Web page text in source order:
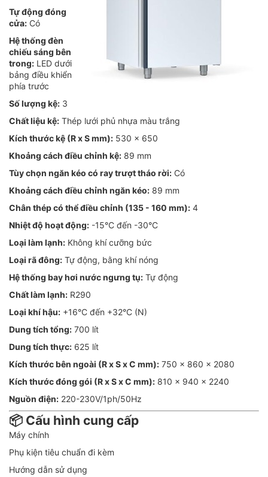
Tự động đóng
cửa: Có
Hệ thống đèn
chiếu sáng bên
trong: LED dưới
bảng điều khiển
phía trước
Số lượng kệ: 3
Chất liệu kệ: Thép lưới phủ nhựa màu trắng
Kích thước kệ (R x S mm): 530 x 650
Khoảng cách điều chỉnh kệ: 89 mm
Tùy chọn ngăn kéo có ray trượt tháo rời: Có
Khoảng cách điều chỉnh ngăn kéo: 89 mm
Chân thép có thể điều chỉnh (135 - 160 mm): 4
Nhiệt độ hoạt động: -15°C đến -30°C
Loại làm lạnh: Không khí cưỡng bức
Loại rã đông: Tự động, bằng khí nóng
Hệ thống bay hơi nước ngưng tụ: Tự động
Chất làm lạnh: R290
Loại khí hậu: +16°C đến +32°C (N)
Dung tích tổng: 700 lít
Dung tích thực: 625 lít
Kích thước bên ngoài (R x S x C mm): 750 x 860 x 2080
Kích thước đóng gói (R x S x C mm): 810 x 940 x 2240
Nguồn điện: 220-230V/1ph/50Hz
📦 Cấu hình cung cấp
Máy chính
Phụ kiện tiêu chuẩn đi kèm
Hướng dẫn sử dụng